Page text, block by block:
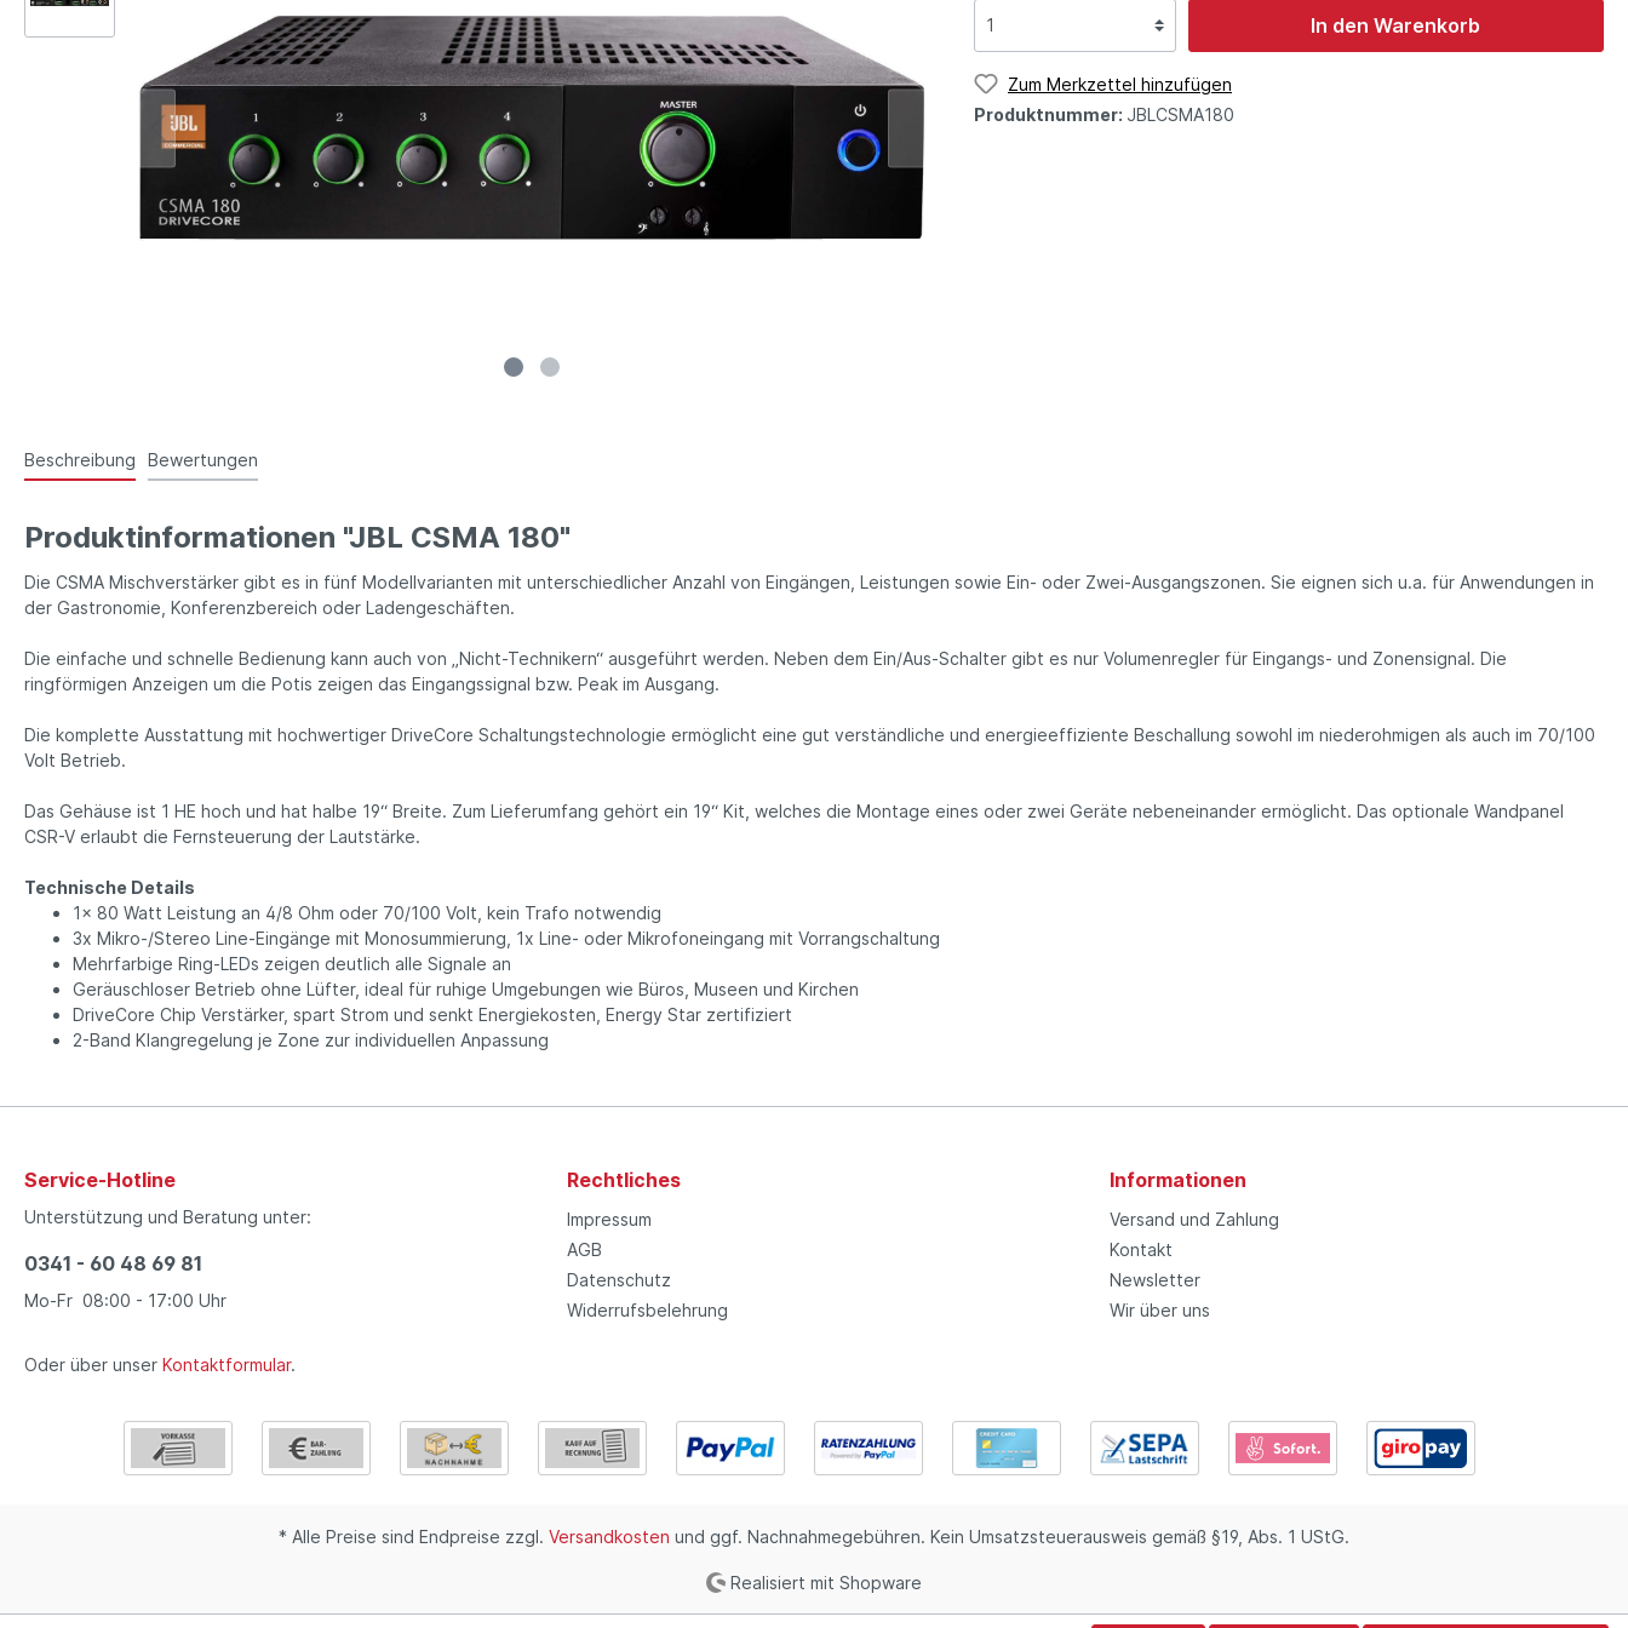
In den Warenkorb
Zum Merkzettel hinzufügen
Produktnummer: JBLCSMA180
Beschreibung Bewertungen
Produktinformationen "JBL CSMA 180"
Die CSMA Mischverstärker gibt es in fünf Modellvarianten mit unterschiedlicher Anzahl von Eingängen, Leistungen sowie Ein- oder Zwei-Ausgangszonen. Sie eignen sich u.a. für Anwendungen in
der Gastronomie, Konferenzbereich oder Ladengeschäften.
Die einfache und schnelle Bedienung kann auch von „Nicht-Technikern“ ausgeführt werden. Neben dem Ein/Aus-Schalter gibt es nur Volumenregler für Eingangs- und Zonensignal. Die
ringförmigen Anzeigen um die Potis zeigen das Eingangssignal bzw. Peak im Ausgang.
Die komplette Ausstattung mit hochwertiger DriveCore Schaltungstechnologie ermöglicht eine gut verständliche und energieeffiziente Beschallung sowohl im niederohmigen als auch im 70/100
Volt Betrieb.
Das Gehäuse ist 1 HE hoch und hat halbe 19“ Breite. Zum Lieferumfang gehört ein 19“ Kit, welches die Montage eines oder zwei Geräte nebeneinander ermöglicht. Das optionale Wandpanel
CSR-V erlaubt die Fernsteuerung der Lautstärke.
Technische Details
1x 80 Watt Leistung an 4/8 Ohm oder 70/100 Volt, kein Trafo notwendig
3x Mikro-/Stereo Line-Eingänge mit Monosummierung, 1x Line- oder Mikrofoneingang mit Vorrangschaltung
Mehrfarbige Ring-LEDs zeigen deutlich alle Signale an
Geräuschloser Betrieb ohne Lüfter, ideal für ruhige Umgebungen wie Büros, Museen und Kirchen
DriveCore Chip Verstärker, spart Strom und senkt Energiekosten, Energy Star zertifiziert
2-Band Klangregelung je Zone zur individuellen Anpassung
Service-Hotline
Unterstützung und Beratung unter:
0341 - 60 48 69 81
Mo-Fr 08:00 - 17:00 Uhr
Oder über unser Kontaktformular.
Rechtliches
Impressum
AGB
Datenschutz
Widerrufsbelehrung
Informationen
Versand und Zahlung
Kontakt
Newsletter
Wir über uns
* Alle Preise sind Endpreise zzgl. Versandkosten und ggf. Nachnahmegebühren. Kein Umsatzsteuerausweis gemäß §19, Abs. 1 UStG.
Realisiert mit Shopware